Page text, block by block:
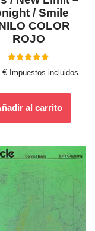
/ Smile
COLOR
ROJO
Valorado
con
€ Impuestos incluidos
al carrito